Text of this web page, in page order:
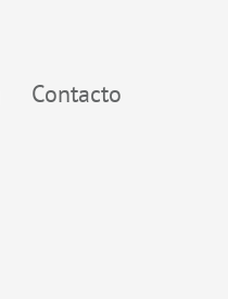
Contacto